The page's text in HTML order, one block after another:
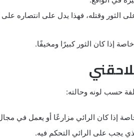
الثور وقتله، فهذا يدل على انتصاره
إذا كان الثور كبيرًا ومخيفًا.
حسب لونه وحالته:
إذا كان الرائي مزارعًا أو يعمل في
يجب على الرائي التحكم فيه.
سيرين
والنابلسي